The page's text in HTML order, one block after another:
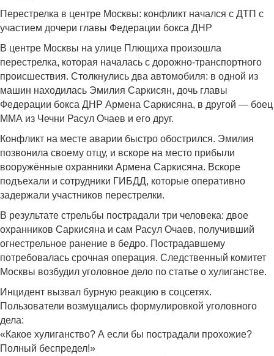
Перестрелка в центре Москвы: конфликт начался с ДТП с
участием дочери главы Федерации бокса ДНР
В центре Москвы на улице Плющиха произошла
перестрелка, которая началась с дорожно-транспортного
происшествия. Столкнулись два автомобиля: в одной из
машин находилась Эмилия Саркисян, дочь главы
Федерации бокса ДНР Армена Саркисяна, в другой — боец
ММА из Чечни Расул Очаев и его друг.
Конфликт на месте аварии быстро обострился. Эмилия
позвонила своему отцу, и вскоре на место прибыли
вооружённые охранники Армена Саркисяна. Вскоре
подъехали и сотрудники ГИБДД, которые оперативно
задержали участников перестрелки.
В результате стрельбы пострадали три человека: двое
охранников Саркисяна и сам Расул Очаев, получивший
огнестрельное ранение в бедро. Пострадавшему
потребовалась срочная операция. Следственный комитет
Москвы возбудил уголовное дело по статье о хулиганстве.
Инцидент вызвал бурную реакцию в соцсетях.
Пользователи возмущались формулировкой уголовного
дела:
«Какое хулиганство? А если бы пострадали прохожие?
Полный беспредел!»